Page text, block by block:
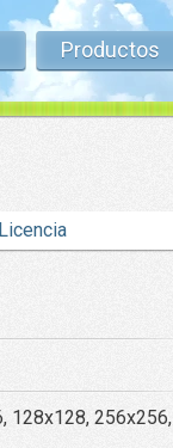
Productos
Licencia
128x128, 256x256,